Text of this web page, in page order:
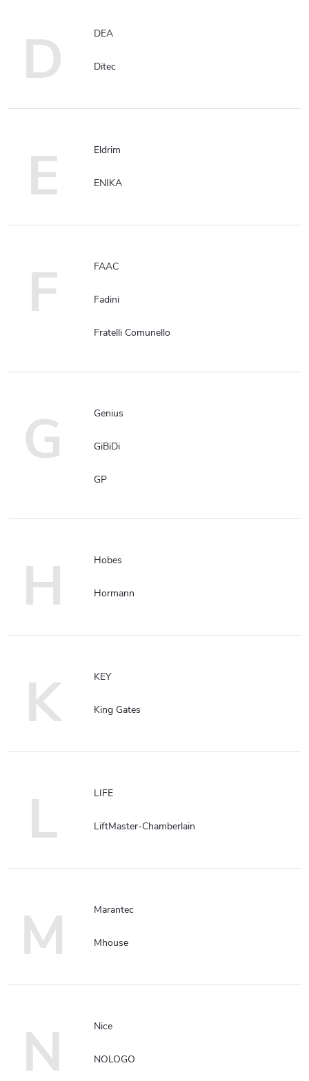
D DEA
Ditec
E Eldrim
ENIKA
F FAAC
Fadini
Fratelli Comunello
G Genius
GiBiDi
GP
H Hobes
Hormann
K KEY
King Gates
L LIFE
LiftMaster-Chamberlain
M Marantec
Mhouse
N Nice
NOLOGO